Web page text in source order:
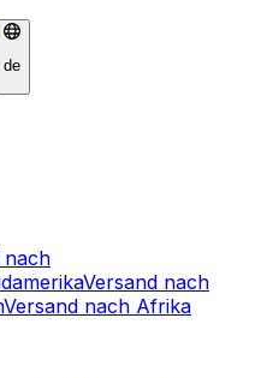
de
nach
Versand nach
Versand nach Afrika